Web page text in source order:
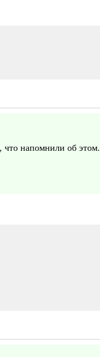
что напомнили об этом.